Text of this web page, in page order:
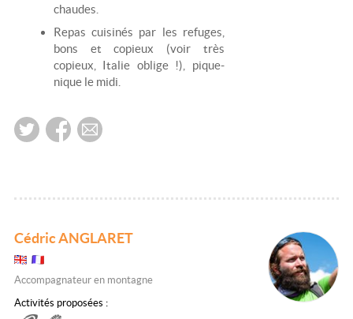
chaudes.
Repas cuisinés par les refuges,
bons et copieux (voir très
copieux, Italie oblige !), pique-
nique le midi.
Cédric ANGLARET
Accompagnateur en montagne
Activités proposées :